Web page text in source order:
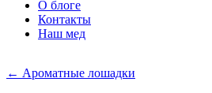
О блоге
Контакты
Наш мед
← Ароматные лошадки